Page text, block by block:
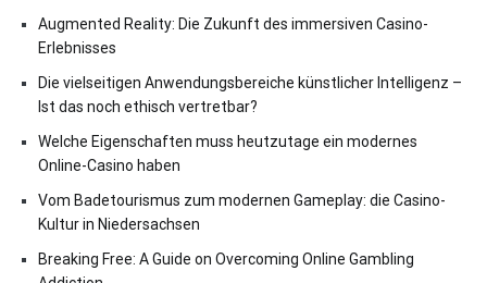
Augmented Reality: Die Zukunft des immersiven Casino-
Erlebnisses
Die vielseitigen Anwendungsbereiche künstlicher Intelligenz –
Ist das noch ethisch vertretbar?
Welche Eigenschaften muss heutzutage ein modernes
Online-Casino haben
Vom Badetourismus zum modernen Gameplay: die Casino-
Kultur in Niedersachsen
Breaking Free: A Guide on Overcoming Online Gambling